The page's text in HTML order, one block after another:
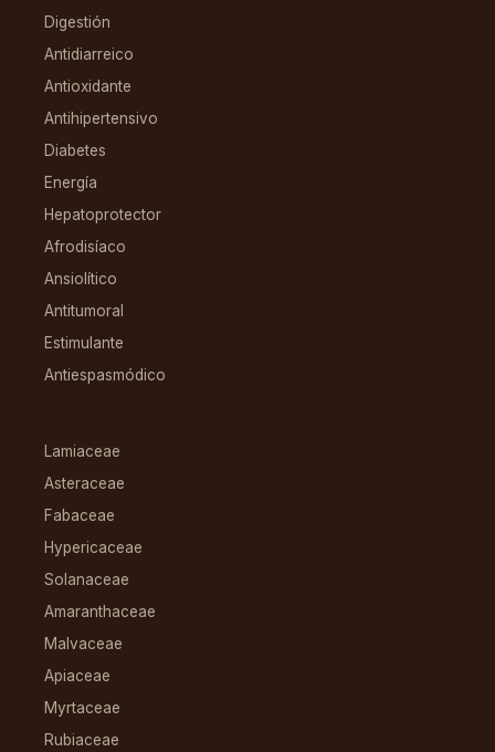
Digestión
Antidiarreico
Antioxidante
Antihipertensivo
Diabetes
Energía
Hepatoprotector
Afrodisíaco
Ansiolítico
Antitumoral
Estimulante
Antiespasmódico
Lamiaceae
Asteraceae
Fabaceae
Hypericaceae
Solanaceae
Amaranthaceae
Malvaceae
Apiaceae
Myrtaceae
Rubiaceae